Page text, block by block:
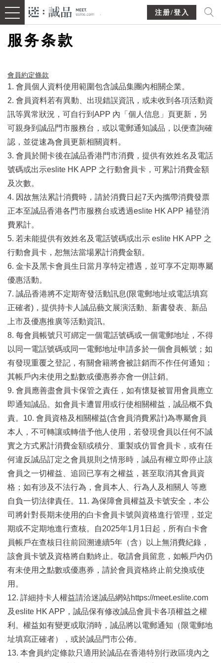
注册/登入
服务条款
會員約定條款​
1. 會員個人資料使用範圍包含誠品集團內相關企業。
2. 會員資料若有異動、出現錯誤資訊，或未收到各項活動資
訊等異常狀況，可自行到APP 內「個人信息」頁更新，另
可親身到誠品門市服務台，或以電郵通知誠品，以便查詢確
認，並從速為會員更新相關資料。
3. 會員於開卡後在誠品香港門市消費，提供有效姓名及電話
號碼或出示eslite HK APP 之行動會員卡，可累計消費金額
及次數。
4. 因故無法累計消費時，請於消費日起7天內攜帶消費發票
正本至誠品香港各門市服務台或透過eslite HK APP 補登消
費累計。
5. 若未能提供有效姓名及電話號碼或出示 eslite HK APP 之
行動會員卡，恕無法當場累計消費金額。
6. 金卡及黑卡會員生日當月享特定禮遇，並可享不定期專屬
優惠活動。
7. 誠品香港將不定期寄發活動訊息(限電郵地址或電話填寫
正確者)，提供持卡人誠品藝文展演活動、新書發表、新品
上市及優惠推廣等活動資訊。
8. 每會員帳號只可綁定一個電話號碼或一個電郵地址，不得
以同一電話號碼或同一電郵地址申請多於一個會員帳號；如
有發現重覆之登記，有關會籍將會被註銷而不作任何通知；
其帳戶內未使用之點數或優惠券亦會一併註銷。
9. 會員應善盡會員卡保管之責任，如有懷疑被冒用會員應立
即通知誠品。如會員卡遭冒用或行使相關權益，誠品概不負
責。10. 會員資格及相關權益(含會員消費累計)為專屬會員
本人，不可轉讓或轉借予他人使用，若發現會員以任何不誠
實之方式累計消費金額或積分、重製或仿冒會員卡，或有任
何違反誠品訂定之會員規則之情形時，誠品有權立即停止該
會員之一切權益、追回已享有之權益，甚至取消其會員資
格；如有涉及不法行為，會員本人、行為人及相關人 等應
自負一切法律責任。11. 為保障會員權益及卡號安全，本公
司將針對長期未使用的白卡會員卡號與資格進行管理，並定
期或不定期地進行查核。自2025年1月1日起，所有白卡會
員帳戶在查核日往前回溯連續5年（含）以上無消費紀錄，
該會員卡號及資格將自動終止。敬請會員留意，如帳戶內仍
有未使用之點數或優惠券，請於會員資格終止前兌換或使
用。
12. 詳細持卡人權益請洽迷誠品網站https://meet.eslite.com
及eslite HK APP，誠品保有修改誠品會員卡各項權益之權
利。權益如有變更或取消時，誠品將以電郵通知（限電郵地
址填寫正確者），或於誠品門市公佈。
13. 本會員約定條款只適用於誠品在香港特別行政區境內之